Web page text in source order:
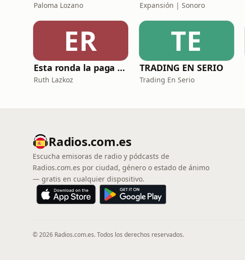
Paloma Lozano Expansión | Sonoro
ER
Esta ronda la paga Newton
Ruth Lazkoz
TE
TRADING EN SERIO
Trading En Serio
Radios.com.es
Escucha emisoras de radio y pódcasts de
Radios.com.es por ciudad, género o estado de ánimo
— gratis en cualquier dispositivo.
© 2026 Radios.com.es. Todos los derechos reservados.